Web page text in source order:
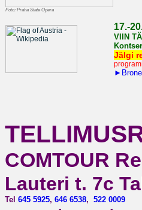
Foto: Praha State Opera
17.-
VIIN
Jälgi
►
COMTOUR
Lauteri t. 7c
Tel 645 5925, 646 6538, 522 0009